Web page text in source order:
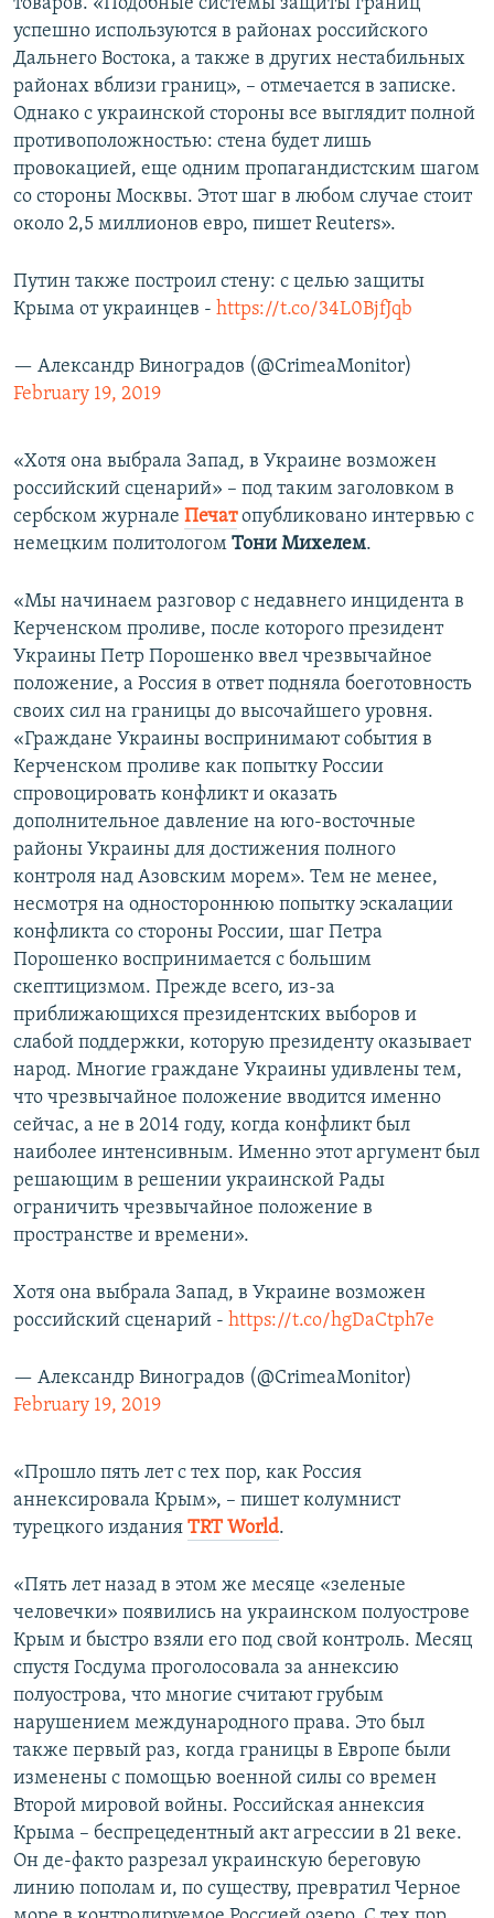
товаров. «Подобные системы защиты границ
успешно используются в районах российского
Дальнего Востока, а также в других нестабильных
районах вблизи границ», – отмечается в записке.
Однако с украинской стороны все выглядит полной
противоположностью: стена будет лишь
провокацией, еще одним пропагандистским шагом
со стороны Москвы. Этот шаг в любом случае стоит
около 2,5 миллионов евро, пишет Reuters».
Путин также построил стену: с целью защиты
Крыма от украинцев - https://t.co/34L0BjfJqb
— Александр Виноградов (@CrimeaMonitor)
February 19, 2019
«Хотя она выбрала Запад, в Украине возможен
российский сценарий» – под таким заголовком в
сербском журнале Печатопубликовано интервью с
немецким политологом Тони Михелем.
«Мы начинаем разговор с недавнего инцидента в
Керченском проливе, после которого президент
Украины Петр Порошенко ввел чрезвычайное
положение, а Россия в ответ подняла боеготовность
своих сил на границы до высочайшего уровня.
«Граждане Украины воспринимают события в
Керченском проливе как попытку России
спровоцировать конфликт и оказать
дополнительное давление на юго-восточные
районы Украины для достижения полного
контроля над Азовским морем». Тем не менее,
несмотря на одностороннюю попытку эскалации
конфликта со стороны России, шаг Петра
Порошенко воспринимается с большим
скептицизмом. Прежде всего, из-за
приближающихся президентских выборов и
слабой поддержки, которую президенту оказывает
народ. Многие граждане Украины удивлены тем,
что чрезвычайное положение вводится именно
сейчас, а не в 2014 году, когда конфликт был
наиболее интенсивным. Именно этот аргумент был
решающим в решении украинской Рады
ограничить чрезвычайное положение в
пространстве и времени».
Хотя она выбрала Запад, в Украине возможен
российский сценарий - https://t.co/hgDaCtph7e
— Александр Виноградов (@CrimeaMonitor)
February 19, 2019
«Прошло пять лет с тех пор, как Россия
аннексировала Крым», – пишет колумнист
турецкого издания TRT World.
«Пять лет назад в этом же месяце «зеленые
человечки» появились на украинском полуострове
Крым и быстро взяли его под свой контроль. Месяц
спустя Госдума проголосовала за аннексию
полуострова, что многие считают грубым
нарушением международного права. Это был
также первый раз, когда границы в Европе были
изменены с помощью военной силы со времен
Второй мировой войны. Российская аннексия
Крыма – беспрецедентный акт агрессии в 21 веке.
Он де-факто разрезал украинскую береговую
линию пополам и, по существу, превратил Черное